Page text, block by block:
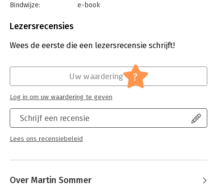
Bindwijze:
e-book
Bestandsformaat:
Uitgever:
Prometheus
Hoofdrubriek: Mens en maatschappij
Lezersrecensies
Wees de eerste die een lezersrecensie schrijft!
Schrijf een recensie
Lees ons recensiebeleid
Uw waardering ?
Log in om uw waardering te geven
Over Martin Sommer